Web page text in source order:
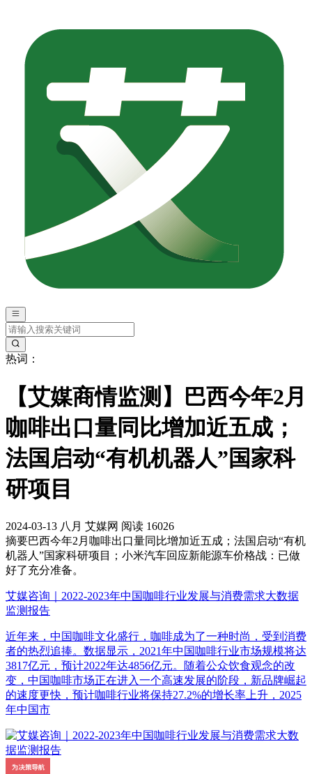
热词：
【艾媒商情监测】巴西今年2月
咖啡出口量同比增加近五成；
法国启动“有机机器人”国家科
研项目
2024-03-13 八月 艾媒网 阅读 16026
摘要巴西今年2月咖啡出口量同比增加近五成；法国启动“有机
机器人”国家科研项目；小米汽车回应新能源车价格战：已做
好了充分准备。
艾媒咨询｜2022-2023年中国咖啡行业发展与消费需求大数据
监测报告
近年来，中国咖啡文化盛行，咖啡成为了一种时尚，受到消费
者的热烈追捧。数据显示，2021年中国咖啡行业市场规模将达
3817亿元，预计2022年达4856亿元。随着公众饮食观念的改
变，中国咖啡市场正在进入一个高速发展的阶段，新品牌崛起
的速度更快，预计咖啡行业将保持27.2%的增长率上升，2025
年中国市